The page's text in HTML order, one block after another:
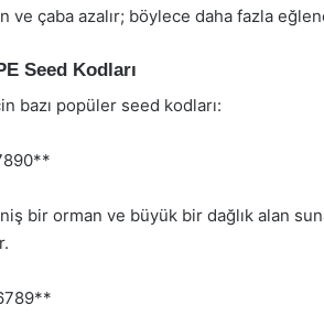
ve çaba azalır; böylece daha fazla
Seed Kodları
bazı popüler seed kodları:
bir orman ve büyük bir dağlık alan